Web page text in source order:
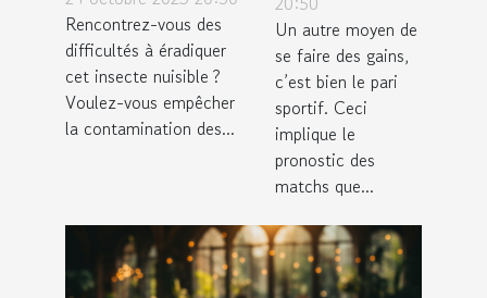
lutte
antiparasitaire ?
Rencontrez-vous des
difficultés à éradiquer
cet insecte nuisible ?
Voulez-vous empêcher
la contamination des...
Un autre moyen de
se faire des gains,
c’est bien le pari
sportif. Ceci
implique le
pronostic des
matchs que...